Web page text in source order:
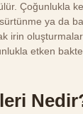
Çoğunlukla
ya da
irin
etken